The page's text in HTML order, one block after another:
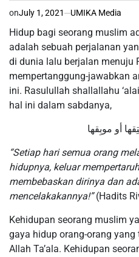
onJuly 1, 2021 UMIKA Media
Hidup bagi seorang muslim
adalah sebuah perjalanan
di dunia lalu berjalan menuju
mempertanggung-jawabkan
ini. Rasulullah shallallahu
hal ini dalam sabdanya,
أو موبِقها
“Setiap hari semua orang
hidupnya, keluar
membebaskan dirinya dan
mencelakakannya!”(Hadits
Kehidupan seorang muslim
gaya hidup orang-orang yang
Allah Ta’ala. Kehidupan